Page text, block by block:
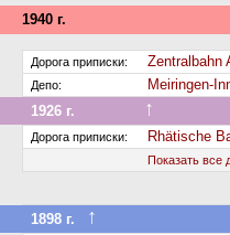
1940 г.
Дорога приписки: Zentralbahn
Депо:
Meiringen-
1926 г.
↑
Дорога приписки: Rhätische
Показать все
1898 г. ↑